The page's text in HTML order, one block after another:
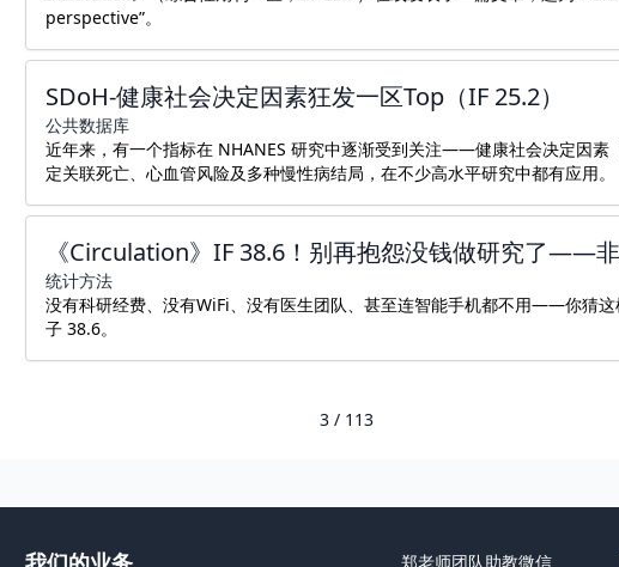
perspective”。
SDoH-健康社会决定因素狂发一区Top（IF 25.2）
公共数据库
近年来，有一个指标在 NHANES 研究中逐渐受到关注——健康社会决定因素
定关联死亡、心血管风险及多种慢性病结局，在不少高水平研究中都有应用。
《Circulation》IF 38.6！别再抱怨没钱做研究了——
统计方法
没有科研经费、没有WiFi、没有医生团队、甚至连智能手机都不用——你猜这样的研究能发到哪
子 38.6。
3 / 113
郑老师团队助教微信